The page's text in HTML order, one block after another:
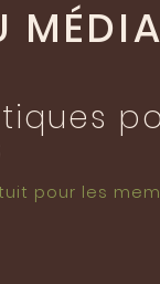
MÉDIA
pour les